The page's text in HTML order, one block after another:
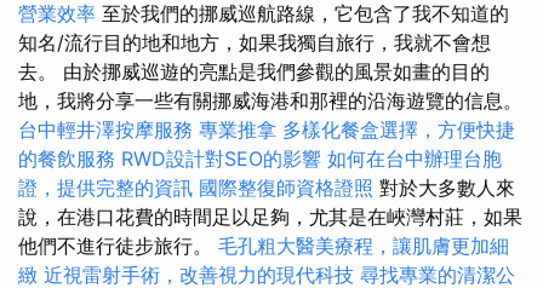
營業效率 至於我們的挪威巡航路線，它包含了我不知道的
知名/流行目的地和地方，如果我獨自旅行，我就不會想
去。 由於挪威巡遊的亮點是我們參觀的風景如畫的目的
地，我將分享一些有關挪威海港和那裡的沿海遊覽的信息。
台中輕井澤按摩服務 專業推拿 多樣化餐盒選擇，方便快捷
的餐飲服務 RWD設計對SEO的影響 如何在台中辦理台胞
證，提供完整的資訊 國際整復師資格證照 對於大多數人來
說，在港口花費的時間足以足夠，尤其是在峽灣村莊，如果
他們不進行徒步旅行。 毛孔粗大醫美療程，讓肌膚更加細
緻 近視雷射手術，改善視力的現代科技 尋找專業的清潔公